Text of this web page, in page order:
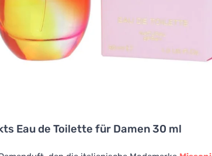
Eau de Toilette für Damen 30 ml